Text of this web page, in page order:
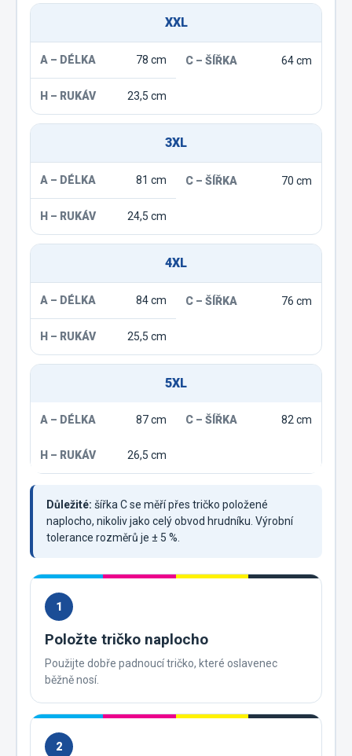
XXL
78 cm 64 cm
23,5 cm
3XL
81 cm 70 cm
24,5 cm
4XL
84 cm 76 cm
25,5 cm
5XL
87 cm 82 cm
26,5 cm
Důležité: šířka C se měří přes tričko položené
naplocho, nikoliv jako celý obvod hrudníku. Výrobní
tolerance rozměrů je ± 5 %.
1
Položte tričko naplocho
Použijte dobře padnoucí tričko, které oslavenec
běžně nosí.
2